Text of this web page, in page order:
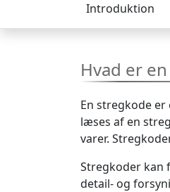
Introduktion
Hvad er
En stregkode
læses af en
varer.
Stregkoder kan
detail- og